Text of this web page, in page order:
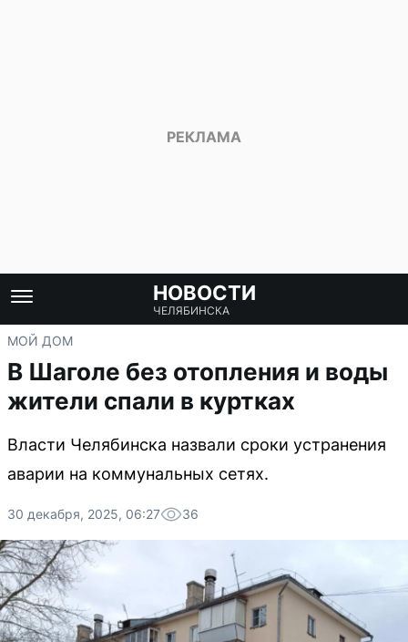
НОВОСТИ
ЧЕЛЯБИНСКА
МОЙ ДОМ
В Шаголе без отопления и воды
жители спали в куртках
Власти Челябинска назвали сроки устранения
аварии на коммунальных сетях.
30 декабря, 2025, 06:27 36